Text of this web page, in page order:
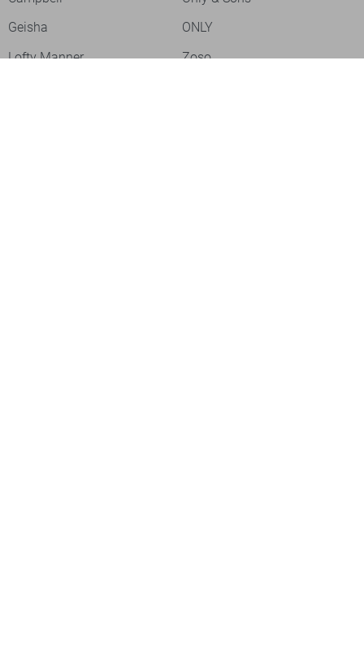
Geisha
ONLY
Lofty Manner
Zoso